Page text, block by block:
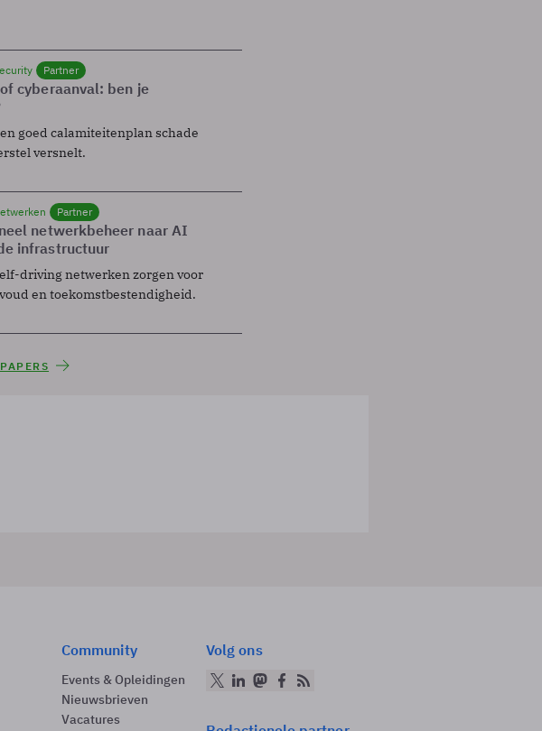
Partner
cyberaanval: ben je
goed calamiteitenplan schade
versnelt.
Partner
netwerkbeheer naar AI
infrastructuur
driving netwerken zorgen voor
en toekomstbestendigheid.
Community
Events & Opleidingen
Nieuwsbrieven
Vacatures
Volg ons